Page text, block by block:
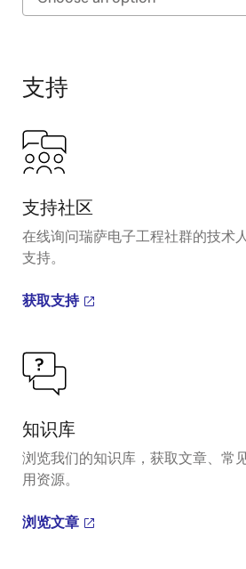
Diagram
支持
支持社区
在线询问瑞萨电子工程社群的技术
支持。
获取支持
知识库
浏览我们的知识库，获取文章、常
用资源。
浏览文章